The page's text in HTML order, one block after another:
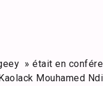
» était en
Mouhamed